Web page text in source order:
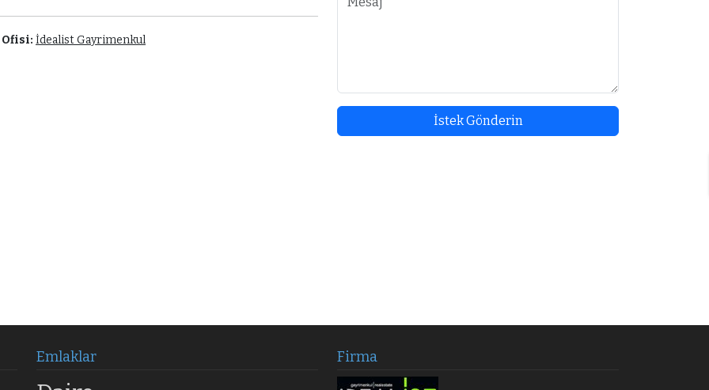
İdealist Gayrimenkul
İstek Gönderin
Emlaklar Firma